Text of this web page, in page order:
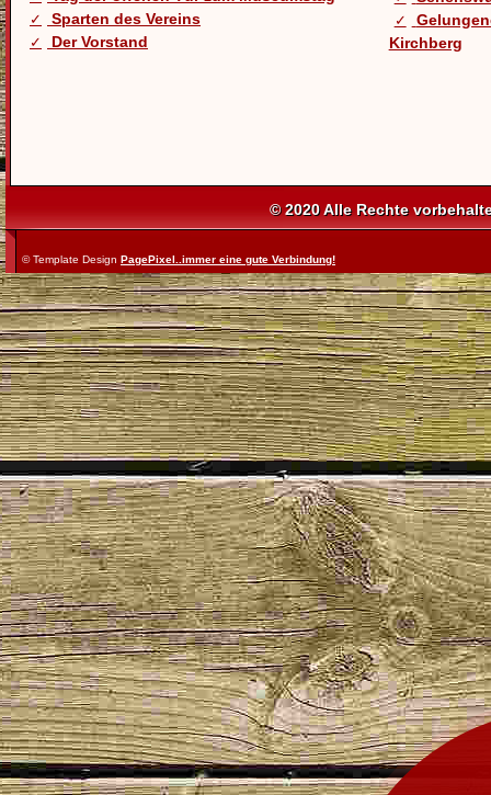
Sparten des Vereins
Der Vorstand
Kirchberg
© 2020 Alle Rechte
© Template Design PagePixel..immer eine gute Verbindung!